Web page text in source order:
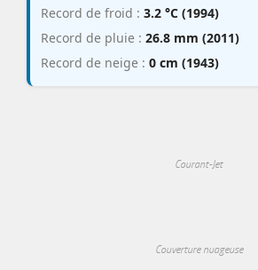
Record de froid : 3.2 °C (1994)
Record de pluie : 26.8 mm (2011)
Record de neige : 0 cm (1943)
Courant-Jet
Couverture nuageuse